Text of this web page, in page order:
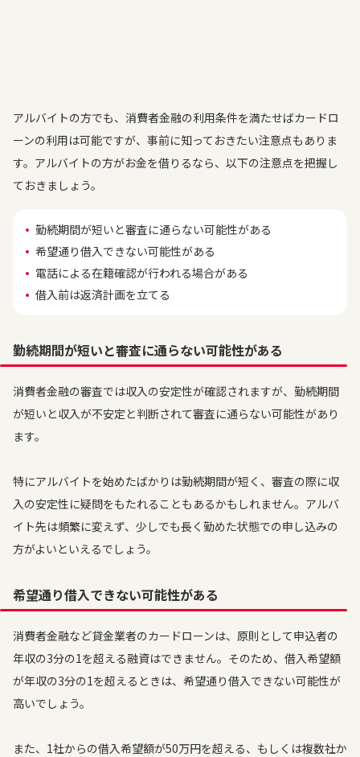
アルバイトの方でも、消費者金融の利用条件を満たせばカードロ
ーンの利用は可能ですが、事前に知っておきたい注意点もありま
す。アルバイトの方がお金を借りるなら、以下の注意点を把握し
ておきましょう。
勤続期間が短いと審査に通らない可能性がある
希望通り借入できない可能性がある
電話による在籍確認が行われる場合がある
借入前は返済計画を立てる
勤続期間が短いと審査に通らない可能性がある
消費者金融の審査では収入の安定性が確認されますが、勤続期間
が短いと収入が不安定と判断されて審査に通らない可能性があり
ます。
特にアルバイトを始めたばかりは勤続期間が短く、審査の際に収
入の安定性に疑問をもたれることもあるかもしれません。アルバ
イト先は頻繁に変えず、少しでも長く勤めた状態での申し込みの
方がよいといえるでしょう。
希望通り借入できない可能性がある
消費者金融など貸金業者のカードローンは、原則として申込者の
年収の3分の1を超える融資はできません。そのため、借入希望額
が年収の3分の1を超えるときは、希望通り借入できない可能性が
高いでしょう。
また、1社からの借入希望額が50万円を超える、もしくは複数社か